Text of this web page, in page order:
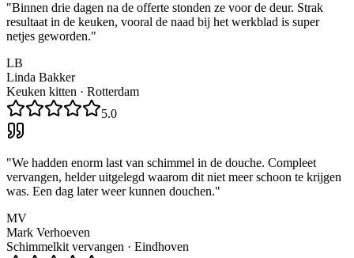
"Binnen drie dagen na de offerte stonden ze voor de deur. Strak
resultaat in de keuken, vooral de naad bij het werkblad is super
netjes geworden."
LB
Linda Bakker
Keuken kitten · Rotterdam
5.0
"We hadden enorm last van schimmel in de douche. Compleet
vervangen, helder uitgelegd waarom dit niet meer schoon te krijgen
was. Een dag later weer kunnen douchen."
MV
Mark Verhoeven
Schimmelkit vervangen · Eindhoven